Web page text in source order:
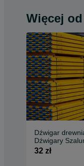
Więcej
Dźwigar
Dźwigary
Podpory
32 zł